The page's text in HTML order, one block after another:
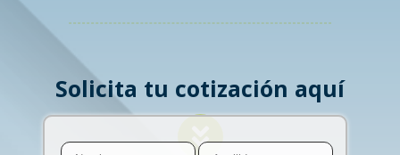
Solicita tu cotización aquí